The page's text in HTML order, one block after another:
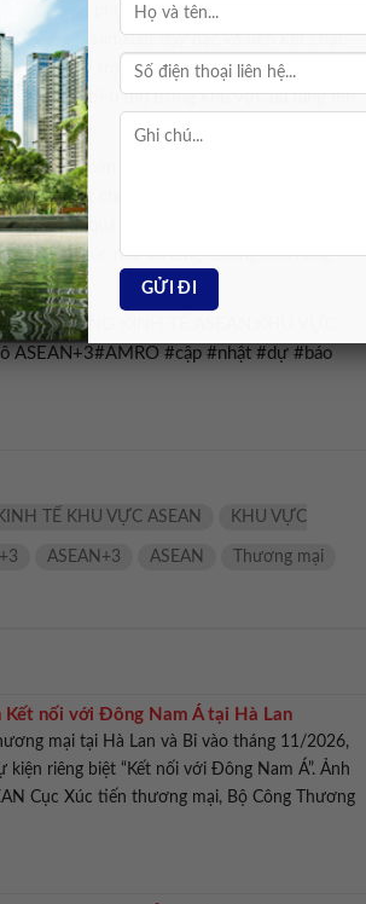
khả năng phục hồi của khu vực. Trong hai
lưới sản xuất dày đặc và liên kết chặt
vùng. Tỷ trọng xuất khẩu giá trị gia tăng của
được tiêu thụ trong khu vực đã tăng lên
dùng toàn cầu. Kinh tế trưởng của AMRO
sản xuất chủ yếu cho nhu cầu bên ngoài
nhanh quá trình chuyển đổi xanh và duy
đổi cấu trúc này và tăng cường khả năng
TRƯỞNG KINH TẾ ASEAN,KHU VỰC
ASEAN+3#AMRO #cập #nhật #dự #báo
KINH TẾ KHU VỰC ASEAN KHU VỰC
ASEAN+3 ASEAN Thương mại
Kết nối với Đông Nam Á tại Hà Lan
mại tại Hà Lan và Bỉ vào tháng 11/2026,
riêng biệt “Kết nối với Đông Nam Á”. Ảnh
Cục Xúc tiến thương mại, Bộ Công Thương